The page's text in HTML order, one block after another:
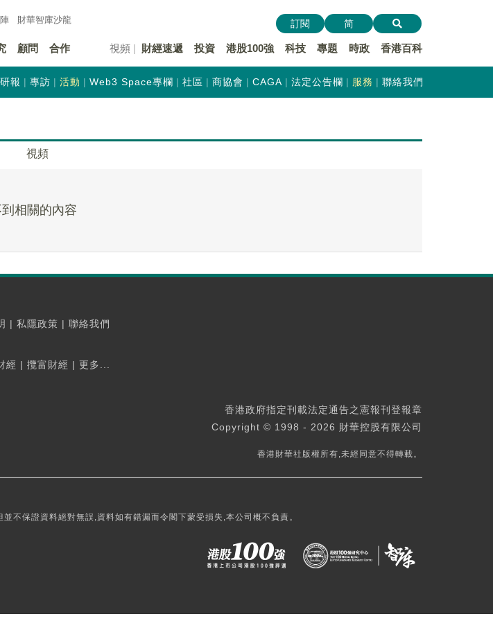
財華智庫沙龍
顧問 合作 視頻 財經速遞 投資 港股100強 科技 專題 時政 香港百科
訂閱 简
研報 專訪 活動 Web3 Space專欄 社區 商協會 CAGA 法定公告欄 服務 聯絡我們
視頻
相關的內容
| 私隱政策 | 聯絡我們
經 | 攬富財經 | 更多...
香港政府指定刊載法定通告之憲報刊登報章
Copyright © 1998 - 2026 財華控股有限公司
香港財華社版權所有,未經同意不得轉載。
不保證資料絕對無誤,資料如有錯漏而令閣下蒙受損失,本公司概不負責。